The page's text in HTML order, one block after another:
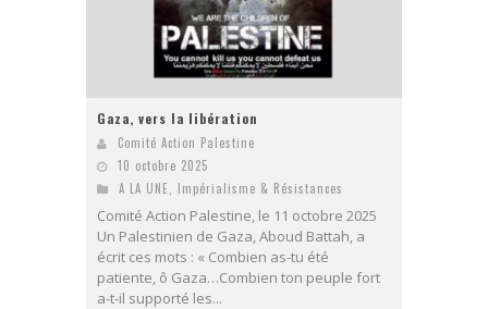
Gaza, vers la libération
Comité Action Palestine
10 octobre 2025
A LA UNE
Impérialisme & Résistances
Comité Action Palestine, le 11 octobre 2025
Un Palestinien de Gaza, Aboud Battah, a
écrit ces mots : « Combien as-tu été
patiente, ô Gaza…Combien ton peuple fort
a-t-il supporté les...